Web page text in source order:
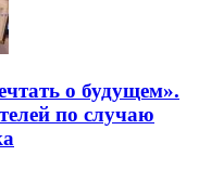
о будущем».
по случаю